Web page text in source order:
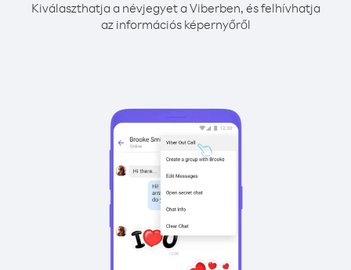
Kiválaszthatja a névjegyet a Viberben, és felhívhatja
az információs képernyőről